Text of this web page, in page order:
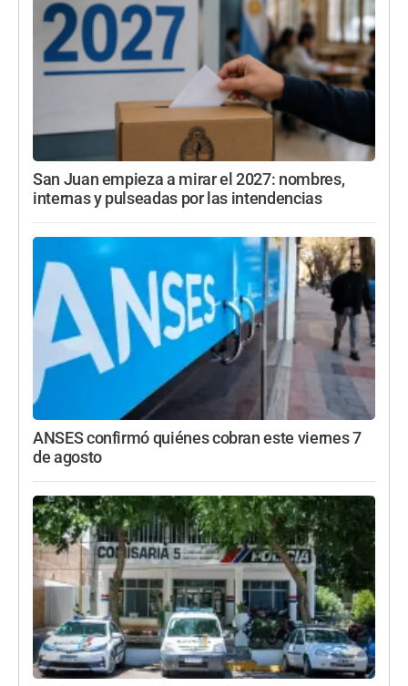
San Juan empieza a mirar el 2027: nombres,
internas y pulseadas por las intendencias
ANSES confirmó quiénes cobran este viernes 7
de agosto